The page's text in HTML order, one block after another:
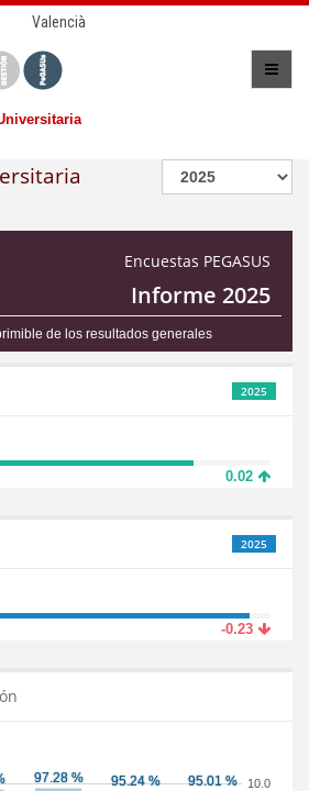
Valencià
Encuestas PEGASUS
Informe 2025
de los resultados generales
2025
0.02
2025
-0.23
10.0